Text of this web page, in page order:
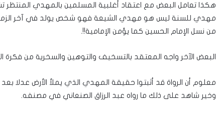
هكذا تعامل البعض مع اعتقاد أغلبية المسلمين بالمهدي
مهدي للسنة ليس هو مهدي الشيعة فهو شخص يولد في آخر الزمان
من نسل الإمام الحسين كما يؤمن الإمامية!!.
البعض الآخر واجه المعتقد بالتسخيف والتوهين والسخرية من فكرة
معلوم أن الرواة قد أثبتوا حقيقة المهدي الذي يملأ الأرض عدلا بعد
وخير شاهد على ذلك ما رواه عبد الرزاق الصنعاني في مصنفه.